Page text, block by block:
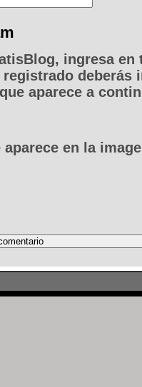
ingresa en
deberás
aparece a
en la